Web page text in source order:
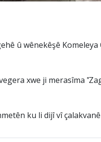
û wênekêşê
xwe ji merasîma
ku li dijî vî